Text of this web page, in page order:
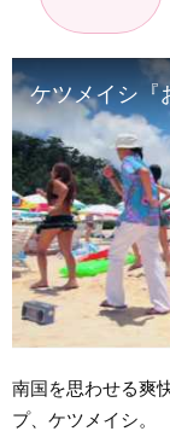
ケツメイシ『
南国を思わせる爽
プ、ケツメイシ。